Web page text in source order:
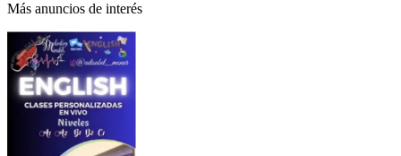
Más anuncios de interés